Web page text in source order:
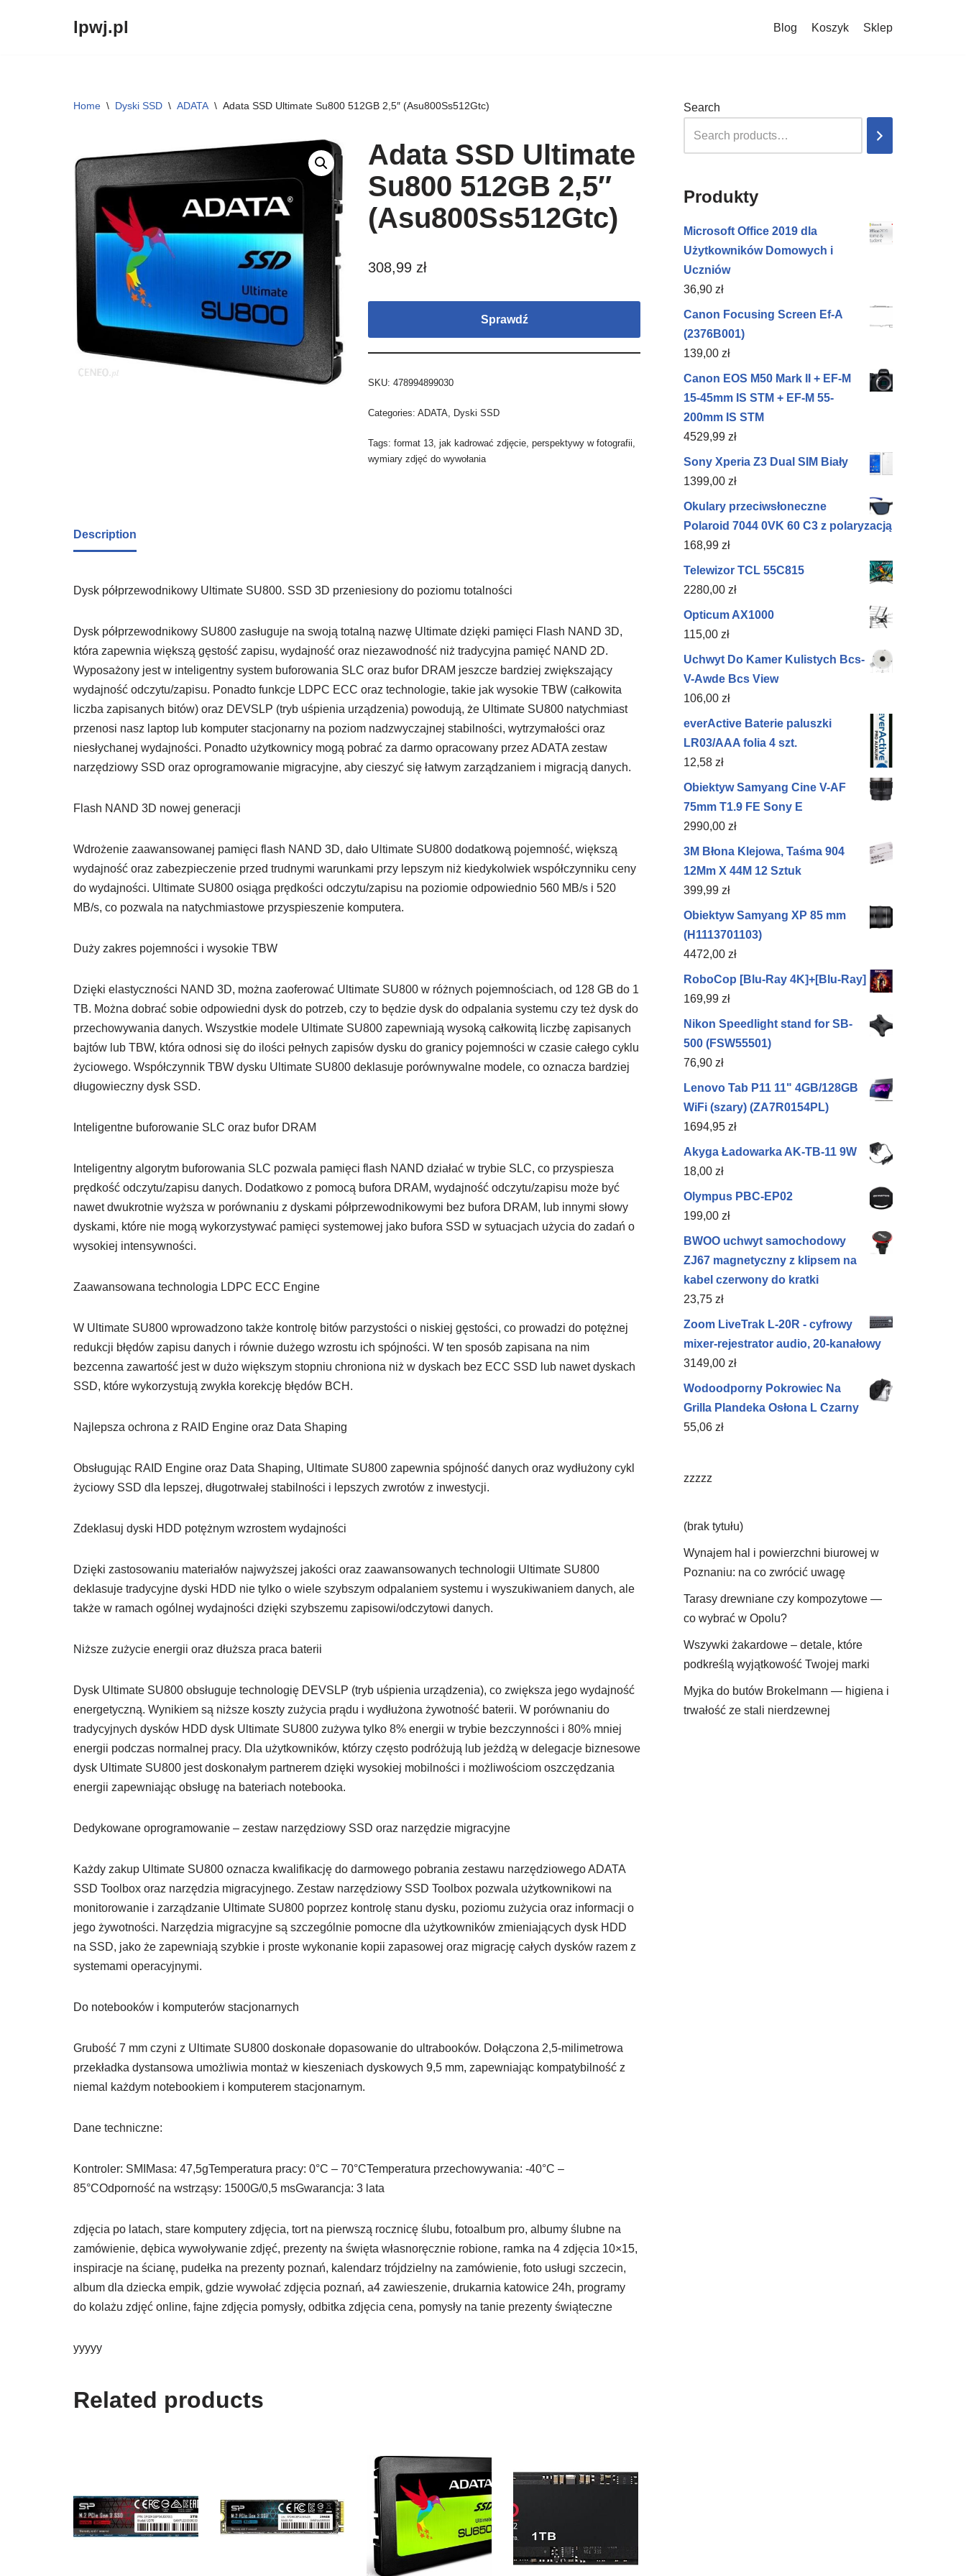
lpwj.pl Blog Koszyk Sklep
Home \ Dyski SSD \ ADATA \ Adata SSD Ultimate Su800 512GB 2,5″ (Asu800Ss512Gtc)
Adata SSD Ultimate
Su800 512GB 2,5″
(Asu800Ss512Gtc)
308,99 zł
Sprawdź
SKU:478994899030
Categories:ADATA, Dyski SSD
Tags:format 13,jak kadrować zdjęcie,perspektywy w fotografii,
wymiary zdjęć do wywołania
Description
Dysk półprzewodnikowy Ultimate SU800. SSD 3D przeniesiony do poziomu totalności
Dysk półprzewodnikowy SU800 zasługuje na swoją totalną nazwę Ultimate dzięki pamięci Flash NAND 3D,
która zapewnia większą gęstość zapisu, wydajność oraz niezawodność niż tradycyjna pamięć NAND 2D.
Wyposażony jest w inteligentny system buforowania SLC oraz bufor DRAM jeszcze bardziej zwiększający
wydajność odczytu/zapisu. Ponadto funkcje LDPC ECC oraz technologie, takie jak wysokie TBW (całkowita
liczba zapisanych bitów) oraz DEVSLP (tryb uśpienia urządzenia) powodują, że Ultimate SU800 natychmiast
przenosi nasz laptop lub komputer stacjonarny na poziom nadzwyczajnej stabilności, wytrzymałości oraz
niesłychanej wydajności. Ponadto użytkownicy mogą pobrać za darmo opracowany przez ADATA zestaw
narzędziowy SSD oraz oprogramowanie migracyjne, aby cieszyć się łatwym zarządzaniem i migracją danych.
Flash NAND 3D nowej generacji
Wdrożenie zaawansowanej pamięci flash NAND 3D, dało Ultimate SU800 dodatkową pojemność, większą
wydajność oraz zabezpieczenie przed trudnymi warunkami przy lepszym niż kiedykolwiek współczynniku ceny
do wydajności. Ultimate SU800 osiąga prędkości odczytu/zapisu na poziomie odpowiednio 560 MB/s i 520
MB/s, co pozwala na natychmiastowe przyspieszenie komputera.
Duży zakres pojemności i wysokie TBW
Dzięki elastyczności NAND 3D, można zaoferować Ultimate SU800 w różnych pojemnościach, od 128 GB do 1
TB. Można dobrać sobie odpowiedni dysk do potrzeb, czy to będzie dysk do odpalania systemu czy też dysk do
przechowywania danych. Wszystkie modele Ultimate SU800 zapewniają wysoką całkowitą liczbę zapisanych
bajtów lub TBW, która odnosi się do ilości pełnych zapisów dysku do granicy pojemności w czasie całego cyklu
życiowego. Współczynnik TBW dysku Ultimate SU800 deklasuje porównywalne modele, co oznacza bardziej
długowieczny dysk SSD.
Inteligentne buforowanie SLC oraz bufor DRAM
Inteligentny algorytm buforowania SLC pozwala pamięci flash NAND działać w trybie SLC, co przyspiesza
prędkość odczytu/zapisu danych. Dodatkowo z pomocą bufora DRAM, wydajność odczytu/zapisu może być
nawet dwukrotnie wyższa w porównaniu z dyskami półprzewodnikowymi bez bufora DRAM, lub innymi słowy
dyskami, które nie mogą wykorzystywać pamięci systemowej jako bufora SSD w sytuacjach użycia do zadań o
wysokiej intensywności.
Zaawansowana technologia LDPC ECC Engine
W Ultimate SU800 wprowadzono także kontrolę bitów parzystości o niskiej gęstości, co prowadzi do potężnej
redukcji błędów zapisu danych i równie dużego wzrostu ich spójności. W ten sposób zapisana na nim
bezcenna zawartość jest w dużo większym stopniu chroniona niż w dyskach bez ECC SSD lub nawet dyskach
SSD, które wykorzystują zwykła korekcję błędów BCH.
Najlepsza ochrona z RAID Engine oraz Data Shaping
Obsługując RAID Engine oraz Data Shaping, Ultimate SU800 zapewnia spójność danych oraz wydłużony cykl
życiowy SSD dla lepszej, długotrwałej stabilności i lepszych zwrotów z inwestycji.
Zdeklasuj dyski HDD potężnym wzrostem wydajności
Dzięki zastosowaniu materiałów najwyższej jakości oraz zaawansowanych technologii Ultimate SU800
deklasuje tradycyjne dyski HDD nie tylko o wiele szybszym odpalaniem systemu i wyszukiwaniem danych, ale
także w ramach ogólnej wydajności dzięki szybszemu zapisowi/odczytowi danych.
Niższe zużycie energii oraz dłuższa praca baterii
Dysk Ultimate SU800 obsługuje technologię DEVSLP (tryb uśpienia urządzenia), co zwiększa jego wydajność
energetyczną. Wynikiem są niższe koszty zużycia prądu i wydłużona żywotność baterii. W porównaniu do
tradycyjnych dysków HDD dysk Ultimate SU800 zużywa tylko 8% energii w trybie bezczynności i 80% mniej
energii podczas normalnej pracy. Dla użytkowników, którzy często podróżują lub jeżdżą w delegacje biznesowe
dysk Ultimate SU800 jest doskonałym partnerem dzięki wysokiej mobilności i możliwościom oszczędzania
energii zapewniając obsługę na bateriach notebooka.
Dedykowane oprogramowanie – zestaw narzędziowy SSD oraz narzędzie migracyjne
Każdy zakup Ultimate SU800 oznacza kwalifikację do darmowego pobrania zestawu narzędziowego ADATA
SSD Toolbox oraz narzędzia migracyjnego. Zestaw narzędziowy SSD Toolbox pozwala użytkownikowi na
monitorowanie i zarządzanie Ultimate SU800 poprzez kontrolę stanu dysku, poziomu zużycia oraz informacji o
jego żywotności. Narzędzia migracyjne są szczególnie pomocne dla użytkowników zmieniających dysk HDD
na SSD, jako że zapewniają szybkie i proste wykonanie kopii zapasowej oraz migrację całych dysków razem z
systemami operacyjnymi.
Do notebooków i komputerów stacjonarnych
Grubość 7 mm czyni z Ultimate SU800 doskonałe dopasowanie do ultrabooków. Dołączona 2,5-milimetrowa
przekładka dystansowa umożliwia montaż w kieszeniach dyskowych 9,5 mm, zapewniając kompatybilność z
niemal każdym notebookiem i komputerem stacjonarnym.
Dane techniczne:
Kontroler: SMIMasa: 47,5gTemperatura pracy: 0°C – 70°CTemperatura przechowywania: -40°C –
85°COdporność na wstrząsy: 1500G/0,5 msGwarancja: 3 lata
zdjęcia po latach, stare komputery zdjęcia, tort na pierwszą rocznicę ślubu, fotoalbum pro, albumy ślubne na
zamówienie, dębica wywoływanie zdjęć, prezenty na święta własnoręcznie robione, ramka na 4 zdjęcia 10×15,
inspiracje na ścianę, pudełka na prezenty poznań, kalendarz trójdzielny na zamówienie, foto usługi szczecin,
album dla dziecka empik, gdzie wywołać zdjęcia poznań, a4 zawieszenie, drukarnia katowice 24h, programy
do kolażu zdjęć online, fajne zdjęcia pomysły, odbitka zdjęcia cena, pomysły na tanie prezenty świąteczne
yyyyy
Related products
Search
Produkty
Microsoft Office 2019 dla
Użytkowników Domowych i
Uczniów
36,90 zł
Canon Focusing Screen Ef-A
(2376B001)
139,00 zł
Canon EOS M50 Mark II + EF-M
15-45mm IS STM + EF-M 55-
200mm IS STM
4529,99 zł
Sony Xperia Z3 Dual SIM Biały
1399,00 zł
Okulary przeciwsłoneczne
Polaroid 7044 0VK 60 C3 z polaryzacją
168,99 zł
Telewizor TCL 55C815
2280,00 zł
Opticum AX1000
115,00 zł
Uchwyt Do Kamer Kulistych Bcs-
V-Awde Bcs View
106,00 zł
everActive Baterie paluszki
LR03/AAA folia 4 szt.
12,58 zł
Obiektyw Samyang Cine V-AF
75mm T1.9 FE Sony E
2990,00 zł
3M Błona Klejowa, Taśma 904
12Mm X 44M 12 Sztuk
399,99 zł
Obiektyw Samyang XP 85 mm
(H1113701103)
4472,00 zł
RoboCop [Blu-Ray 4K]+[Blu-Ray]
169,99 zł
Nikon Speedlight stand for SB-
500 (FSW55501)
76,90 zł
Lenovo Tab P11 11" 4GB/128GB
WiFi (szary) (ZA7R0154PL)
1694,95 zł
Akyga Ładowarka AK-TB-11 9W
18,00 zł
Olympus PBC‑EP02
199,00 zł
BWOO uchwyt samochodowy
ZJ67 magnetyczny z klipsem na
kabel czerwony do kratki
23,75 zł
Zoom LiveTrak L-20R - cyfrowy
mixer-rejestrator audio, 20-kanałowy
3149,00 zł
Wodoodporny Pokrowiec Na
Grilla Plandeka Osłona L Czarny
55,06 zł
zzzzz
(brak tytułu)
Wynajem hal i powierzchni biurowej w
Poznaniu: na co zwrócić uwagę
Tarasy drewniane czy kompozytowe —
co wybrać w Opolu?
Wszywki żakardowe – detale, które
podkreślą wyjątkowość Twojej marki
Myjka do butów Brokelmann — higiena i
trwałość ze stali nierdzewnej